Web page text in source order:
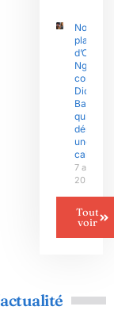
Nouvelle
plainte
d’Olive
Ngobo
contre
Didier
Badjeck
qui
dénonce
une «
cabale »
7 août
2026
Tout
voir